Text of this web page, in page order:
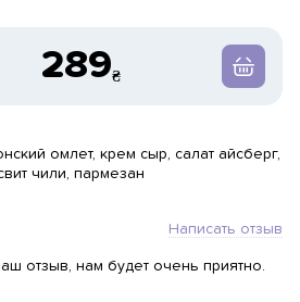
289
омлет, крем сыр, салат айсберг,
чили, пармезан
Написать отзыв
отзыв, нам будет очень приятно.